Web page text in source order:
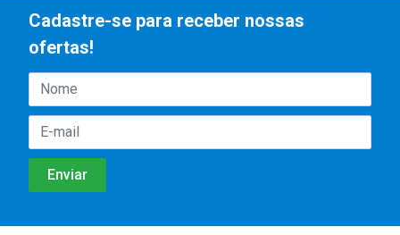
Cadastre-se para receber nossas
ofertas!